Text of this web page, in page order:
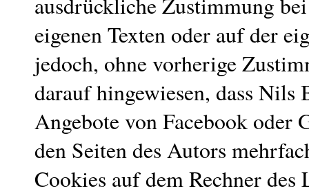
eigenen Texten oder auf der
jedoch, ohne vorherige
darauf hingewiesen, dass
Angebote von Facebook oder
den Seiten des Autors
Cookies auf dem Rechner des